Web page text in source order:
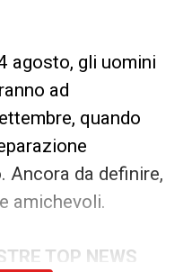
agosto, gli uomini
ad
quando
Ancora da definire,
amichevoli.
TOP NEWS